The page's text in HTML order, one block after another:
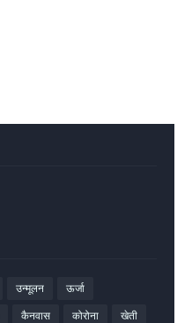
उन्मूलन ऊर्जा
कैनवास कोरोना खेती